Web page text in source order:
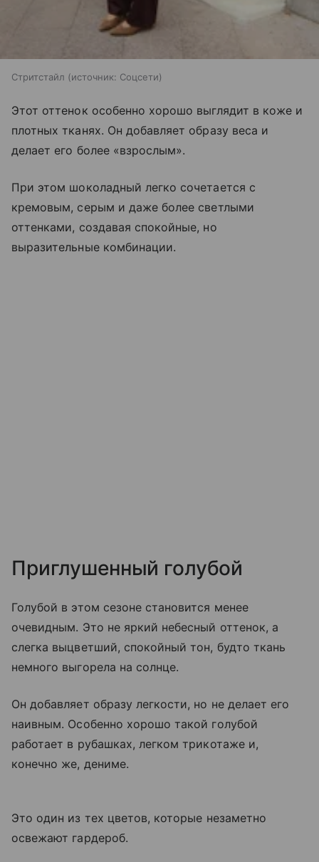
Стритстайл источник: Соцсети
Этот оттенок особенно хорошо выглядит в коже и
плотных тканях. Он добавляет образу веса и
делает его более «взрослым».
При этом шоколадный легко сочетается с
кремовым, серым и даже более светлыми
оттенками, создавая спокойные, но
выразительные комбинации.
Приглушенный голубой
Голубой в этом сезоне становится менее
очевидным. Это не яркий небесный оттенок, а
слегка выцветший, спокойный тон, будто ткань
немного выгорела на солнце.
Он добавляет образу легкости, но не делает его
наивным. Особенно хорошо такой голубой
работает в рубашках, легком трикотаже и,
конечно же, дениме.
Это один из тех цветов, которые незаметно
освежают гардероб.